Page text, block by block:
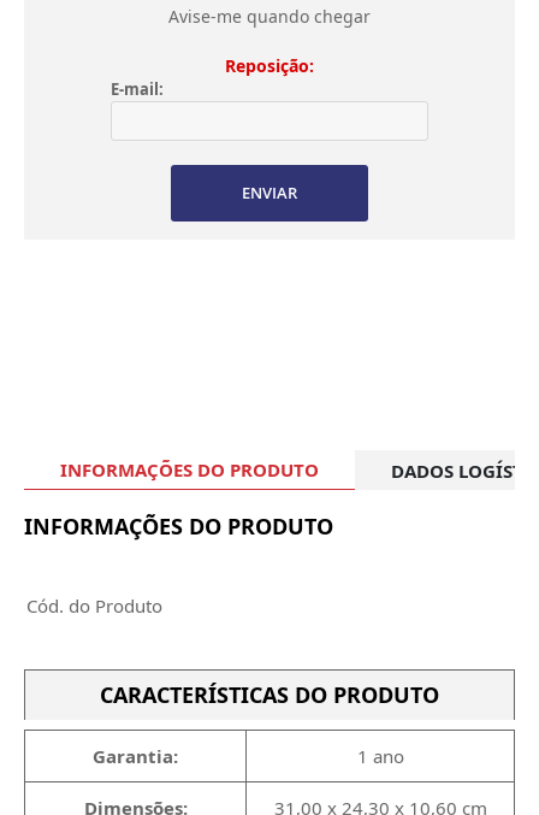
Avise-me quando chegar
Reposição:
E-mail:
ENVIAR
INFORMAÇÕES DO PRODUTO DADOS
INFORMAÇÕES DO PRODUTO
Cód. do Produto
CARACTERÍSTICAS DO PRODUTO
Garantia: 1 ano
Dimensões: 31,00 x 24,30 x 10,60 cm